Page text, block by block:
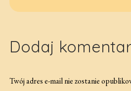
wpisu
Dodaj
Twój adres e-mail nie zostanie